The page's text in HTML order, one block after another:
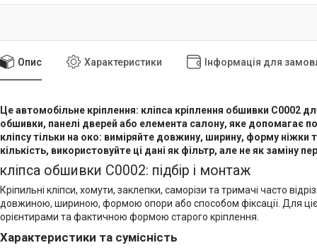
Опис Характеристики Інформація для
Це автомобільне кріплення: кліпса кріплення обшивки C0002
обшивки, панелі дверей або елемента салону, яке допомагає
кліпсу тільки на око: виміряйте довжину, ширину, форму
кількість, використовуйте ці дані як фільтр, але не як заміну
кліпса обшивки C0002: підбір і монтаж
Кріпильні кліпси, хомути, заклепки, саморізи та тримачі часто
довжиною, шириною, формою опори або способом фіксації. Для
орієнтирами та фактичною формою старого кріплення.
Характеристики та сумісність